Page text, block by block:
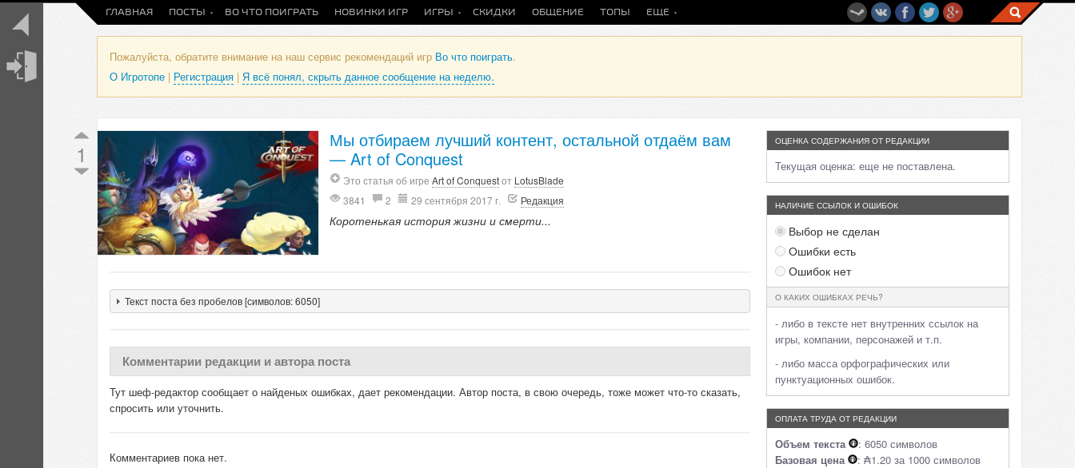
ГЛАВНАЯ ПОСТЫ ВО ЧТО ПОИГРАТЬ НОВИНКИ ИГР ИГРЫ СКИДКИ ОБЩЕНИЕ ТОПЫ ЕЩЕ
Пожалуйста, обратите внимание на наш сервис рекомендаций игр Во что поиграть.
О Игротопе | Регистрация | Я всё понял, скрыть данное сообщение на неделю.
1
Мы отбираем лучший контент, остальной отдаём вам
— Art of Conquest
Это статья об игре Art of Conquestот LotusBlade
3841
2 29 сентября 2017 г. Редакция
Коротенькая история жизни и смерти...
Текст поста без пробелов [символов: 6050]
Комментарии редакции и автора поста
Тут шеф-редактор сообщает о найденых ошибках, дает рекомендации. Автор поста, в свою очередь, тоже может что-то сказать,
спросить или уточнить.
Комментариев пока нет.
ОЦЕНКА СОДЕРЖАНИЯ ОТ РЕДАКЦИИ
Текущая оценка: еще не поставлена.
НАЛИЧИЕ ССЫЛОК И ОШИБОК
Выбор не сделан
Ошибки есть
Ошибок нет
О КАКИХ ОШИБКАХ РЕЧЬ?
- либо в тексте нет внутренних ссылок на
игры, компании, персонажей и т.п.
- либо масса орфографических или
пунктуационных ошибок.
ОПЛАТА ТРУДА ОТ РЕДАКЦИИ
Объем текста
: 6050 символов
Базовая цена
: ₳1.20 за 1000 символов